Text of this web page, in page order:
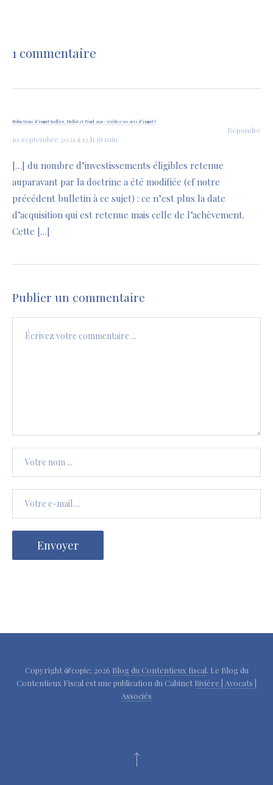
1 commentaire
Réductions d’impôt Scellier, Duflot et Pinel 2020 : vérifiez vos avis d’impôt !
10 septembre 2021 à 12 h 18 min
Répondre
[…] du nombre d’investissements éligibles retenue
auparavant par la doctrine a été modifiée (cf notre
précédent bulletin à ce sujet) : ce n’est plus la date
d’acquisition qui est retenue mais celle de l’achèvement.
Cette […]
Publier un commentaire
Copyright &copie; 2026 Blog du Contentieux fiscal. Le Blog du
Contentieux Fiscal est une publication du Cabinet Rivière | Avocats |
Associés